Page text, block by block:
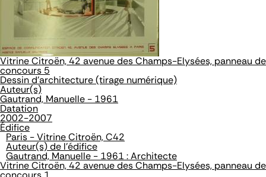
Vitrine Citroën, 42 avenue des Champs-Elysées, panneau de
concours 5
Dessin d'architecture (tirage numérique)
Auteur(s)
Gautrand, Manuelle - 1961
Datation
2002-2007
Édifice
Paris - Vitrine Citroën, C42
Auteur(s) de l'édifice
Gautrand, Manuelle - 1961 : Architecte
Vitrine Citroën, 42 avenue des Champs-Elysées, panneau de